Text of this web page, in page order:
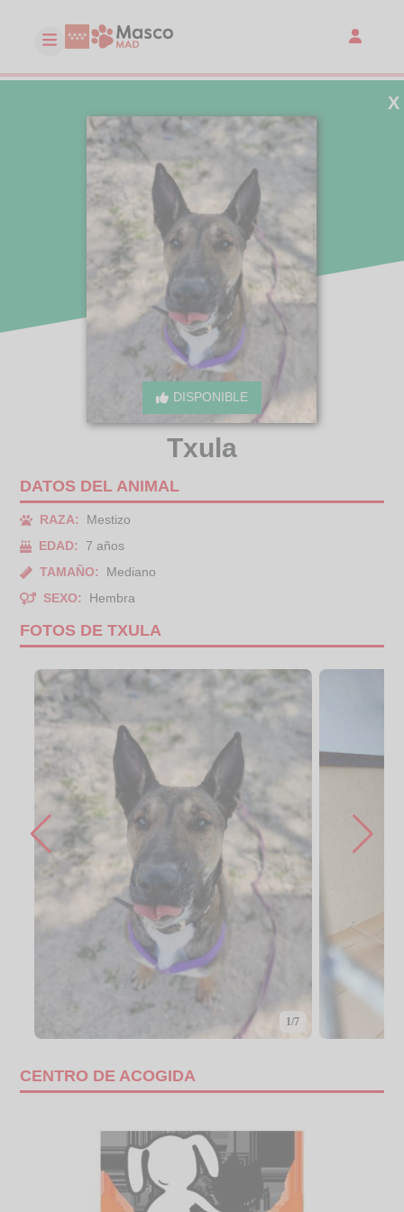
DISPONIBLE
X
Txula
DATOS DEL ANIMAL
RAZA:
Mestizo
EDAD:
7 años
TAMAÑO:
Mediano
SEXO:
Hembra
FOTOS DE TXULA
1/7
CENTRO DE ACOGIDA